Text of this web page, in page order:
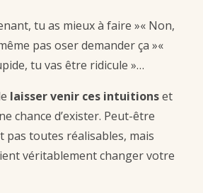
tu as mieux à faire »« Non,
pas oser demander ça »«
tu vas être ridicule »…
laisser venir ces intuitionset
chance d’exister. Peut-être
pas toutes réalisables, mais
véritablement changer votre